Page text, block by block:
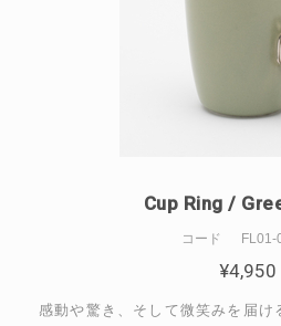
Cup Ring /
コード FL01-
¥4,950
感動や驚き、そして微笑みを届